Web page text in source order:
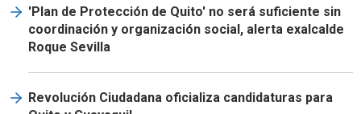
'Plan de Protección de Quito' no será suficiente sin
coordinación y organización social, alerta exalcalde
Roque Sevilla
Revolución Ciudadana oficializa candidaturas para